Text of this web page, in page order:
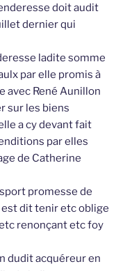
doit audit
dernier qui
ladite somme
par elle promis à
avec René Aunillon
sur les biens
a cy devant fait
par elles
de Catherine
promesse de
dit tenir etc oblige
renonçant etc foy
dudit acquéreur en